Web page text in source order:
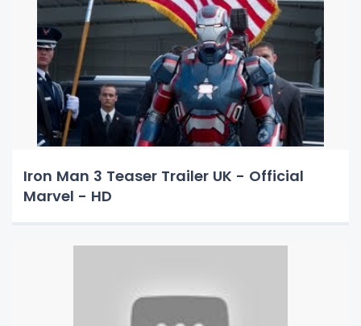
Iron Man 3 Teaser Trailer UK - Official
Marvel - HD